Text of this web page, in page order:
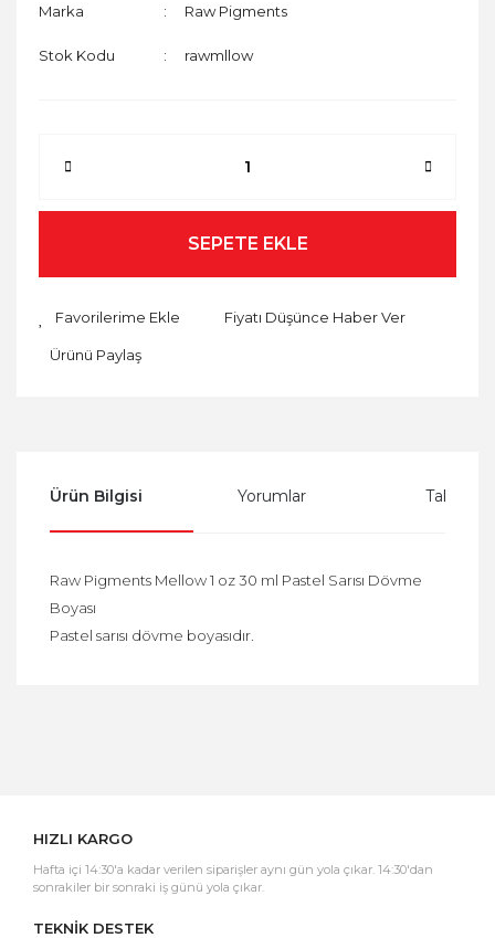
Marka Raw Pigments
Stok Kodu rawmllow
SEPETE EKLE
Fiyatı Düşünce Haber Ver
Ürünü Paylaş
Ürün Bilgisi Yorumlar Taksit
Raw Pigments Mellow 1 oz 30 ml Pastel Sarısı Dövme
Boyası
Pastel sarısı dövme boyasıdır.
HIZLI KARGO
Hafta içi 14:30'a kadar verilen siparişler aynı gün yola çıkar. 14:30'dan
sonrakiler bir sonraki iş günü yola çıkar.
TEKNİK DESTEK